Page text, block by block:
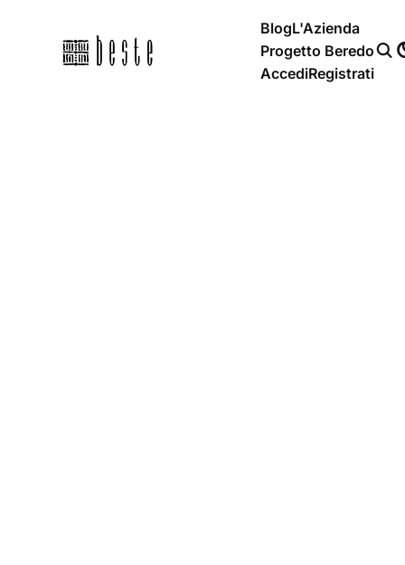
BlogL'Azienda
Progetto Beredo
AccediRegistrati